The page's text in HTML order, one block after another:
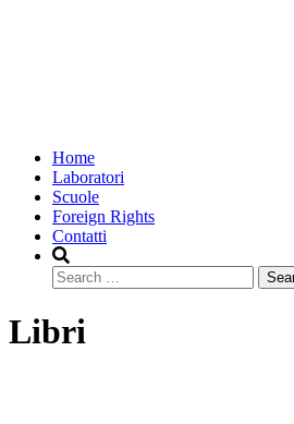
Home
Laboratori
Scuole
Foreign Rights
Contatti
Search
Libri